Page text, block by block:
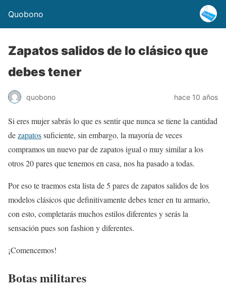
Quobono
Zapatos salidos de lo clásico que
debes tener
quobono hace 10 años
Si eres mujer sabrás lo que es sentir que nunca se tiene la cantidad
dezapatossuficiente, sin embargo, la mayoría de veces
compramos un nuevo par de zapatos igual o muy similar a los
otros 20 pares que tenemos en casa, nos ha pasado a todas.
Por eso te traemos esta lista de 5 pares de zapatos salidos de los
modelos clásicos que definitivamente debes tener en tu armario,
con esto, completarás muchos estilos diferentes y serás la
sensación pues son fashion y diferentes.
¡Comencemos!
Botas militares